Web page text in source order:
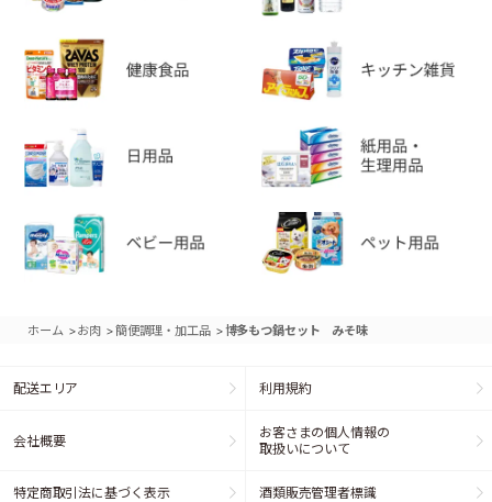
ホーム >お肉 >簡便調理・加工品 >博多もつ鍋セット みそ味
配送エリア 利用規約
会社概要
お客さまの個人情報の
取扱いについて
特定商取引法に基づく表示 酒類販売管理者標識